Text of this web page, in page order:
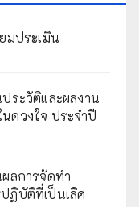
มประเมิน
ระวัติและผลงาน
ดวงใจ ประจำปี
ลการจัดทำ
ฏิบัติที่เป็นเลิศ